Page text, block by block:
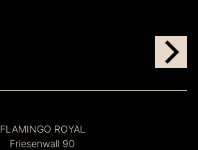
FLAMINGO ROYAL
Friesenwall 90